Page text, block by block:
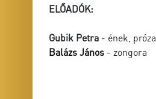
ELŐADÓK:
Gubik Petra - ének, próza
Balázs János - zongora